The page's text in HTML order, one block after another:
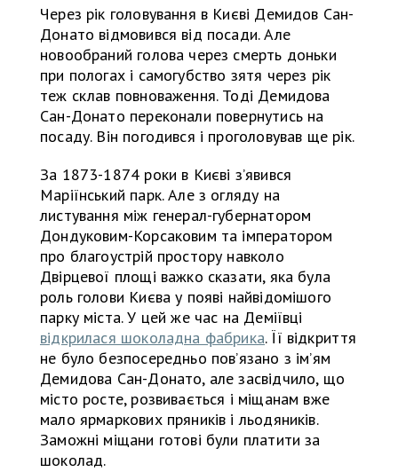
Через рік головування в Києві Демидов Сан-
Донато відмовився від посади. Але
новообраний голова через смерть доньки
при пологах і самогубство зятя через рік
теж склав повноваження. Тоді Демидова
Сан-Донато переконали повернутись на
посаду. Він погодився і проголовував ще рік.
За 1873-1874 роки в Києві з’явився
Маріїнський парк. Але з огляду на
листування між генерал-губернатором
Дондуковим-Корсаковим та імператором
про благоустрій простору навколо
Двірцевої площі важко сказати, яка була
роль голови Києва у появі найвідомішого
парку міста. У цей же час на Деміївці
відкрилася шоколадна фабрика. Її відкриття
не було безпосередньо пов’язано з ім’ям
Демидова Сан-Донато, але засвідчило, що
місто росте, розвивається і міщанам вже
мало ярмаркових пряників і льодяників.
Заможні міщани готові були платити за
шоколад.